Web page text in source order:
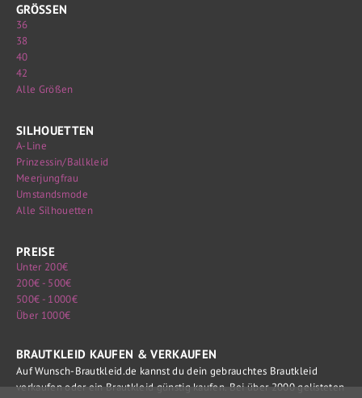
GRÖSSEN
36
38
40
42
Alle Größen
SILHOUETTEN
A-Line
Prinzessin/Ballkleid
Meerjungfrau
Umstandsmode
Alle Silhouetten
PREISE
Unter 200€
200€ - 500€
500€ - 1000€
Über 1000€
BRAUTKLEID KAUFEN & VERKAUFEN
Auf Wunsch-Brautkleid.de kannst du dein gebrauchtes Brautkleid
verkaufen oder ein Brautkleid günstig kaufen. Bei über 2000 gelisteten